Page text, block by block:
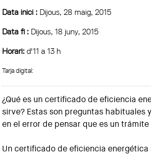
Data inici : Dijous, 28 maig, 2015
Data fi : Dijous, 18 juny, 2015
Horari:d'11 a 13 h
Tarja digital:
¿Qué es un certificado de eficiencia
sirve? Estas son preguntas habituales
en el error de pensar que es un trámite
Un certificado de eficiencia energética